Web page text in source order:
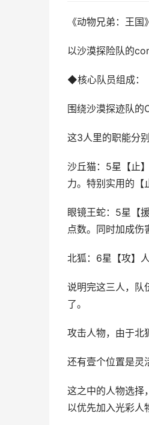
《动物兄弟：王
以沙漠探险队的
◆核心队员组成：
围绕沙漠探迹队的
这3人里的职能分别
沙丘猫：5星【止
力。特别实用的【
眼镜王蛇：5星【
点数。同时加成伤
北狐：6星【攻】
说明完这三人，队
了。
攻击人物，由于北
还有壹个位置是灵
这之中的人物选择
以优先加入光彩人